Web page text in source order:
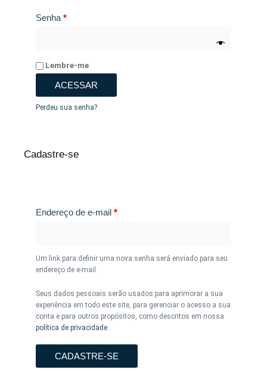
Senha *
Lembre-me
ACESSAR
Perdeu sua senha?
Cadastre-se
Endereço de e-mail *
Um link para definir uma nova senha será enviado para seu
endereço de e-mail.
Seus dados pessoais serão usados para aprimorar a sua
experiência em todo este site, para gerenciar o acesso a sua
conta e para outros propósitos, como descritos em nossa
política de privacidade
CADASTRE-SE